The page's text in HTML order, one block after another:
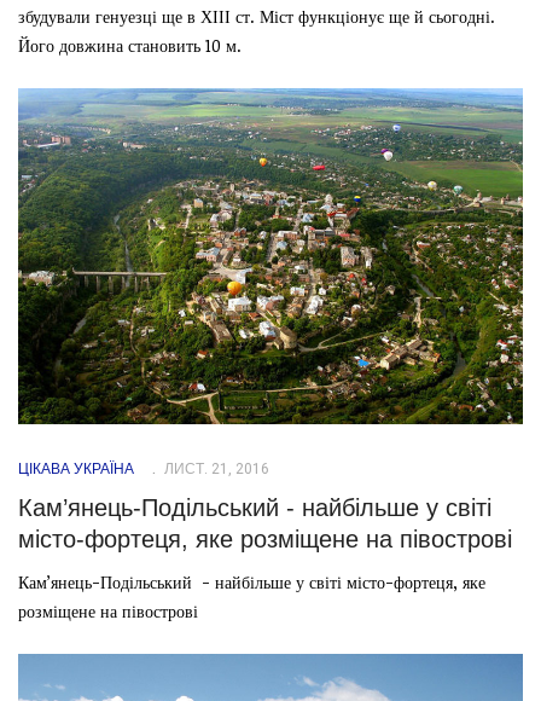
збудували генуезці ще в ХІІІ ст. Міст функціонує ще й сьогодні.
Його довжина становить 10 м.
ЦІКАВА УКРАЇНА ЛИСТ. 21, 2016
Кам’янець-Подільський - найбільше у світі
місто-фортеця, яке розміщене на півострові
Кам’янець-Подільський - найбільше у світі місто-фортеця, яке
розміщене на півострові